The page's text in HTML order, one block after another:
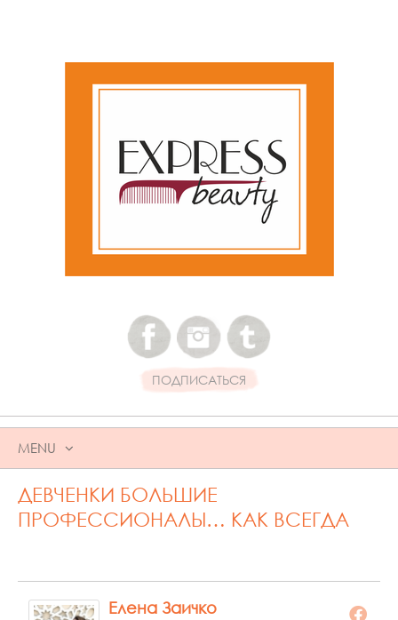
ПОДПИСАТЬСЯ
MENU
SKIP
TO
CONTENT
ДЕВЧЕНКИ БОЛЬШИЕ
ПРОФЕССИОНАЛЫ… КАК ВСЕГДА
Елена Заичко